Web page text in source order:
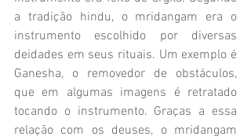
a tradição hindu, o mridangam era o
instrumento escolhido por diversas
deidades em seus rituais. Um exemplo é
Ganesha, o removedor de obstáculos,
que em algumas imagens é retratado
tocando o instrumento. Graças a essa
relação com os deuses, o mridangam